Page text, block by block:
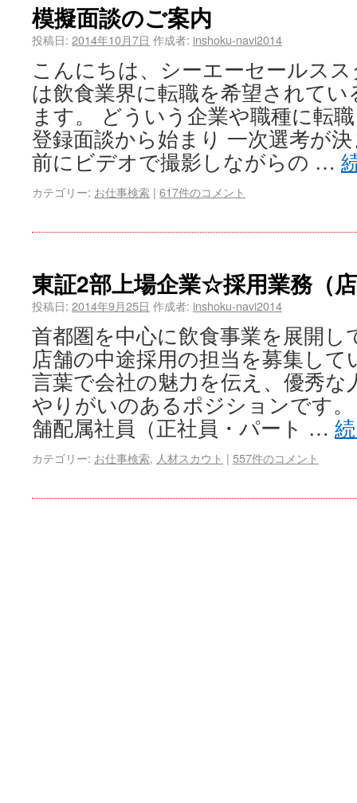
模擬面談のご案内
投稿日: 2014年10月7日 作成者: inshoku-navi2014
こんにちは、シーエーセールス
は飲食業界に転職を希望されて
ます。 どういう企業や職種に転
登録面談から始まり 一次選考が
前にビデオで撮影しながらの …
カテゴリー: お仕事検索 | 617件のコメント
東証2部上場企業☆採用業務（
投稿日: 2014年9月25日 作成者: inshoku-navi2014
首都圏を中心に飲食事業を展開し
店舗の中途採用の担当を募集して
言葉で会社の魅力を伝え、優秀な
やりがいのあるポジションです
舗配属社員（正社員・パート …
カテゴリー: お仕事検索, 人材スカウト | 557件のコメント